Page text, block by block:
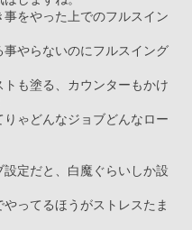
をやった上でのフルスイン
やらないのにフルスイング
も塗る、カウンターもかけ
ゃどんなジョブどんなロー
定だと、白魔ぐらいしか設
ってるほうがストレスたま